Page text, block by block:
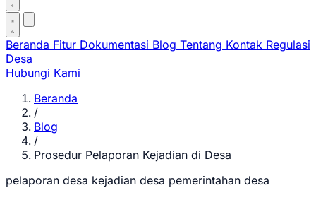
Beranda Fitur Dokumentasi Blog Tentang Kontak Regulasi
Desa
Hubungi Kami
Beranda
/
Blog
/
Prosedur Pelaporan Kejadian di Desa
pelaporan desa kejadian desa pemerintahan desa